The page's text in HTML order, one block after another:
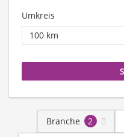
Umkreis
Branche 2